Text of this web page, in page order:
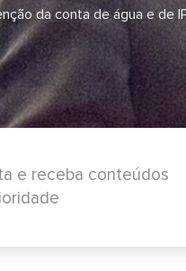
da conta de água e de
e receba conteúdos